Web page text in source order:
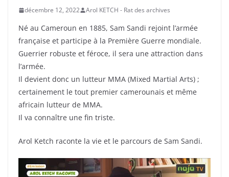
décembre 12, 2022 Arol KETCH - Rat des archives
Né au Cameroun en 1885, Sam Sandi rejoint l’armée
française et participe à la Première Guerre mondiale.
Guerrier robuste et féroce, il sera une attraction dans
l’armée.
Il devient donc un lutteur MMA (Mixed Martial Arts) ;
certainement le tout premier camerounais et même
africain lutteur de MMA.
Il va connaître une fin triste.
Arol Ketch raconte la vie et le parcours de Sam Sandi.